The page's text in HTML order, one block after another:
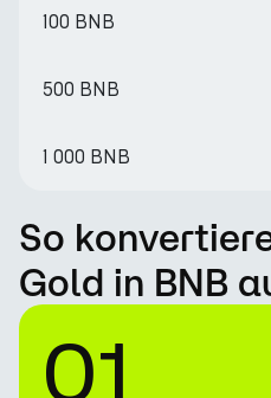
100 BNB
500 BNB
1 000 BNB
So
Gold in BNB
01